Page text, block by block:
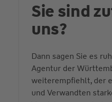
Sie sind
uns?
Dann sagen Sie es
Agentur der
weiterempfiehlt, der
und Verwandten